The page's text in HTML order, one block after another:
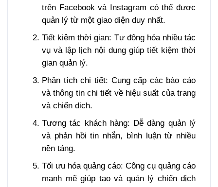
trên Facebook và Instagram có thể được
quản lý từ một giao diện duy nhất.
Tiết kiệm thời gian: Tự động hóa nhiều tác
vụ và lập lịch nội dung giúp tiết kiệm thời
gian quản lý.
Phân tích chi tiết: Cung cấp các báo cáo
và thông tin chi tiết về hiệu suất của trang
và chiến dịch.
Tương tác khách hàng: Dễ dàng quản lý
và phản hồi tin nhắn, bình luận từ nhiều
nền tảng.
Tối ưu hóa quảng cáo: Công cụ quảng cáo
mạnh mẽ giúp tạo và quản lý chiến dịch